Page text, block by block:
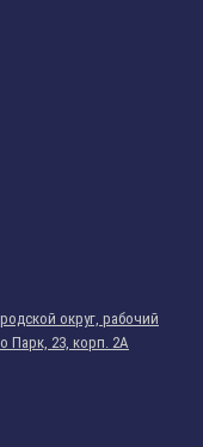
округ, рабочий
Парк, 23, корп. 2А